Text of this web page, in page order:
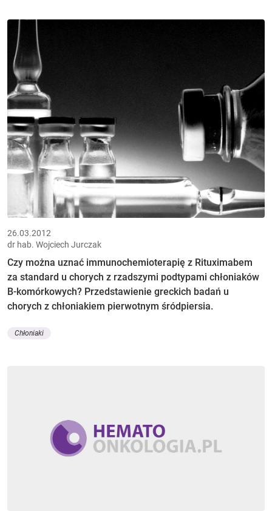
26.03.2012
dr hab. Wojciech Jurczak
Czy można uznać immunochemioterapię z Rituximabem
za standard u chorych z rzadszymi podtypami chłoniaków
B-komórkowych? Przedstawienie greckich badań u
chorych z chłoniakiem pierwotnym śródpiersia.
Chłoniaki